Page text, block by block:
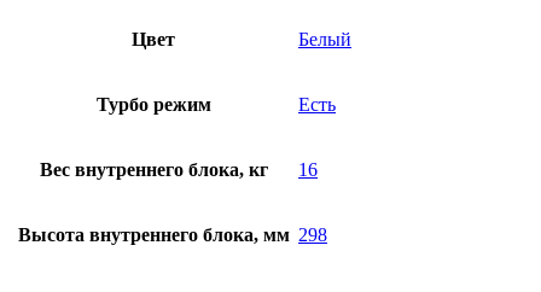
Цвет Белый
Турбо режим Есть
Вес внутреннего блока, кг 16
Высота внутреннего блока, мм 298